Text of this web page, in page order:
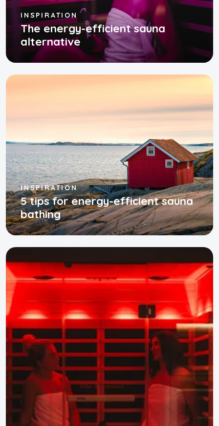
INSPIRATION
The energy-efficient sauna
alternative
INSPIRATION
5 tips for energy-efficient sauna
bathing